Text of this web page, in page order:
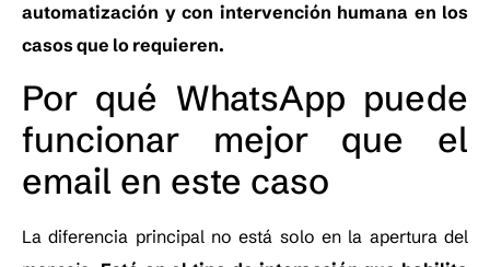
automatización y con intervención humana en los
casos que lo requieren.
Por qué WhatsApp puede
funcionar mejor que el
email en este caso
La diferencia principal no está solo en la apertura del